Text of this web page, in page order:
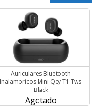
Auriculares Bluetooth
Inalambricos Mini Qcy T1 Tws
Black
Agotado